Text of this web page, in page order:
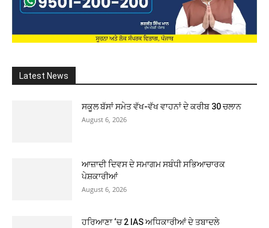
Latest News
ਸਕੂਲ ਬੱਸਾਂ ਸਮੇਤ ਵੱਖ-ਵੱਖ ਵਾਹਨਾਂ ਦੇ ਕਰੀਬ 30 ਚਲਾਨ
August 6, 2026
ਆਜ਼ਾਦੀ ਦਿਵਸ ਦੇ ਸਮਾਗਮ ਸਬੰਧੀ ਸਭਿਆਚਾਰਕ
ਪੇਸ਼ਕਾਰੀਆਂ
August 6, 2026
ਹਰਿਆਣਾ ‘ਚ 2 IAS ਅਧਿਕਾਰੀਆਂ ਦੇ ਤਬਾਦਲੇ